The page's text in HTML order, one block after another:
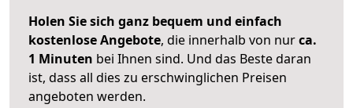
Holen Sie sich ganz bequem und einfach
kostenlose Angebote, die innerhalb von nurca.
1 Minuten bei Ihnen sind. Und das Beste daran
ist, dass all dies zu erschwinglichen Preisen
angeboten werden.